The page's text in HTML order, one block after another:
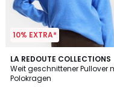
10% EXTRA*
LA REDOUTE COLLECTIONS
Weit geschnittener Pullover
Polokragen
3
Farben